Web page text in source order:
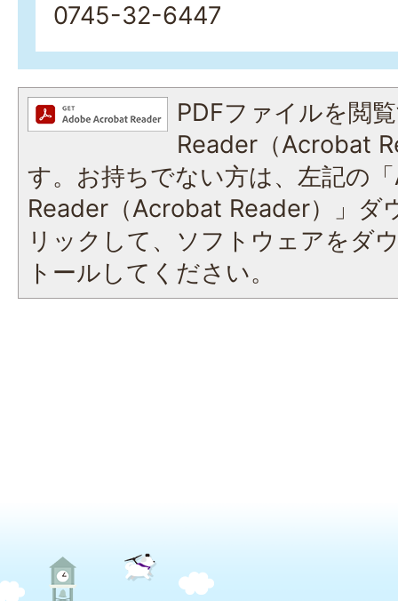
0745-32-6447
PDFファイルを閲
Reader（Acrobat
す。お持ちでない方は、左記の
Reader（Acrobat Reader）」ダ
リックして、ソフトウェアをダ
トールしてください。